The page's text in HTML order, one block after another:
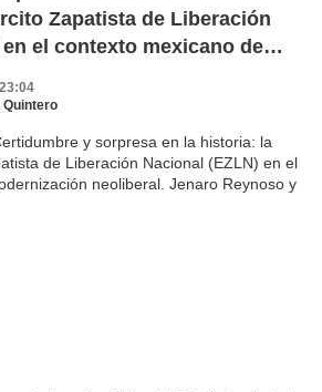
Zapatista de Liberación
el contexto mexicano de
Quintero